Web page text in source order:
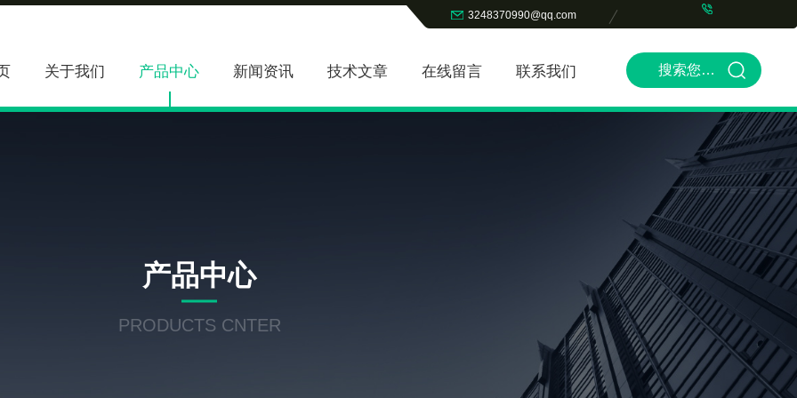
3248370990@qq.com
关于我们 产品中心 新闻资讯 技术文章 在线留言 联系我们
产品中心
PRODUCTS CNTER